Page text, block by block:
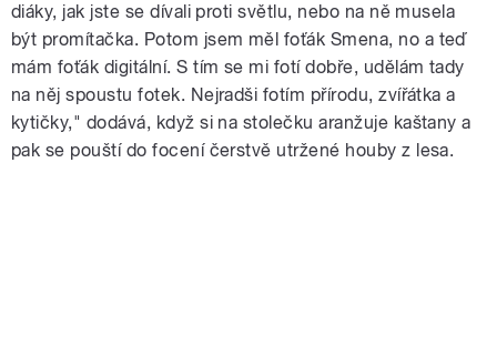
diáky, jak jste se dívali proti světlu, nebo na ně musela
být promítačka. Potom jsem měl foťák Smena, no a teď
mám foťák digitální. S tím se mi fotí dobře, udělám tady
na něj spoustu fotek. Nejradši fotím přírodu, zvířátka a
kytičky," dodává, když si na stolečku aranžuje kaštany a
pak se pouští do focení čerstvě utržené houby z lesa.